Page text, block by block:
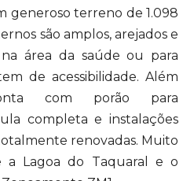
generoso terreno de 1.098
são amplos, arejados e
na área da saúde ou para
de acessibilidade. Além
com porão para
completa e instalações
renovadas. Muito
a Lagoa do Taquaral e o